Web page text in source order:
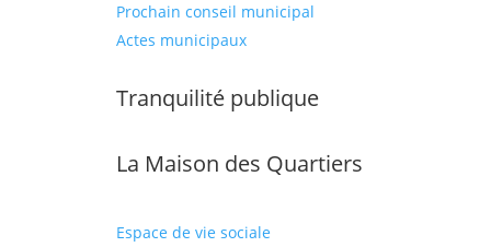
Prochain conseil municipal
Actes municipaux
Tranquilité publique
La Maison des Quartiers
Espace de vie sociale